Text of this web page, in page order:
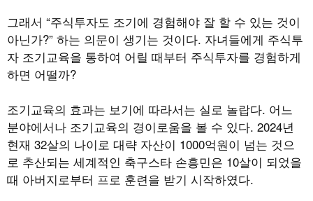
그래서 “주식투자도 조기에 경험해야 잘 할 수 있는 것이
아닌가?” 하는 의문이 생기는 것이다. 자녀들에게 주식투
자 조기교육을 통하여 어릴 때부터 주식투자를 경험하게
하면 어떨까?
조기교육의 효과는 보기에 따라서는 실로 놀랍다. 어느
분야에서나 조기교육의 경이로움을 볼 수 있다. 2024년
현재 32살의 나이로 대략 자산이 1000억원이 넘는 것으
로 추산되는 세계적인 축구스타 손흥민은 10살이 되었을
때 아버지로부터 프로 훈련을 받기 시작하였다.